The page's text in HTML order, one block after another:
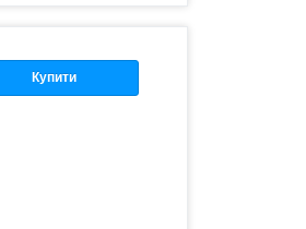
Купити